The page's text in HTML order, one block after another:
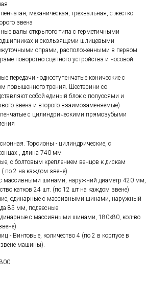
механическая, трёхвальная, с жестко
звена
валы открытого типа с герметичными
и скользящеми шлицевыми
опрами, расположенными в первом
поворотно-сцепного устройства и носовой
передачи - одноступенчатые конические с
повышенного трения. Шестерини со
собой единый блок с полуосями и
звена и второго взаимозаменяемые)
с цилиндрическими прямозубыми
Торсионы - цилиндрические, с
, длина 740 мм
с болтовым креплением венцов к дискам
по 2 на каждом звене)
массивными шинами, наружний диаметр 420 мм,
катков 24 шт. (по 12 шт на каждом звене)
одинарные с массивными шинами, наружный
85 мм, подвесные
с массивными шинами, 180х80, кол-во
- Винтовые, количество 4 (по 2 в корпусе в
машины).